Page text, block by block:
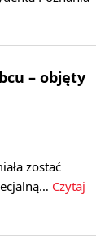
– objęty
zostać
Czytaj